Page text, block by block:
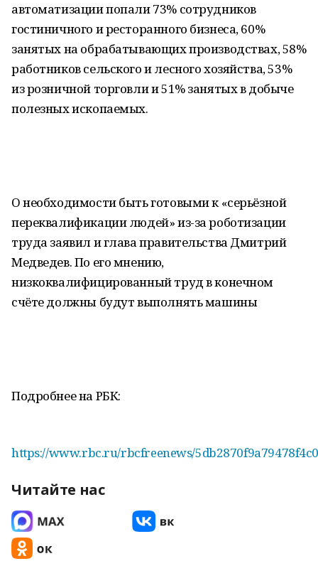
автоматизации попали 73% сотрудников
гостиничного и ресторанного бизнеса, 60%
занятых на обрабатывающих производствах, 58%
работников сельского и лесного хозяйства, 53%
из розничной торговли и 51% занятых в добыче
полезных ископаемых.
О необходимости быть готовыми к «серьёзной
переквалификации людей» из-за роботизации
труда заявил и глава правительства Дмитрий
Медведев. По его мнению,
низкоквалифицированный труд в конечном
счёте должны будут выполнять машины
Подробнее на РБК:
https://www.rbc.ru/rbcfreenews/
Читайте нас